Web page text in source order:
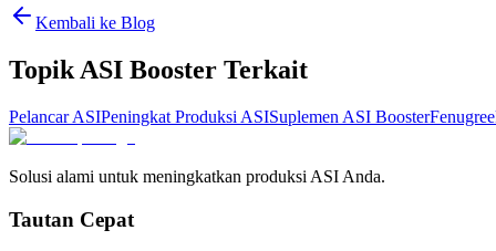
Kembali ke Blog
Topik ASI Booster Terkait
Pelancar ASIPeningkat Produksi ASISuplemen ASI Booster
Solusi alami untuk meningkatkan produksi ASI Anda.
Tautan Cepat